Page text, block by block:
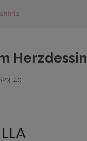
Herzdessin
40